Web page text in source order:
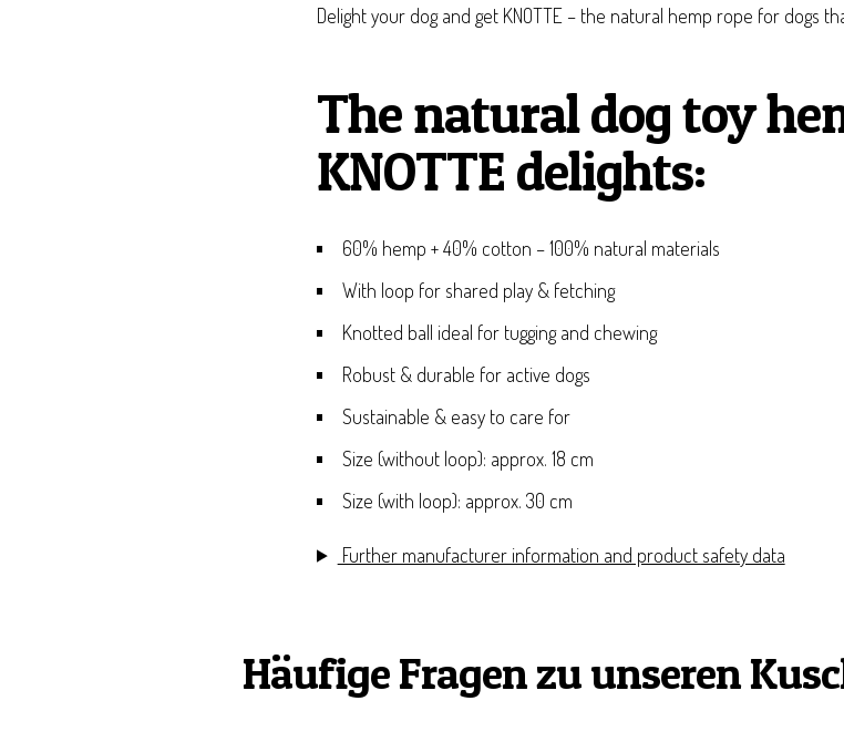
Delight your dog and get KNOTTE – the natural hemp rope for dogs
The natural dog toy
KNOTTE delights:
60% hemp + 40% cotton – 100% natural materials
With loop for shared play & fetching
Knotted ball ideal for tugging and chewing
Robust & durable for active dogs
Sustainable & easy to care for
Size (without loop): approx. 18 cm
Size (with loop): approx. 30 cm
Further manufacturer information and product safety data
Häufige Fragen zu unseren